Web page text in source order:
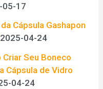
05-17
Cápsula Gashapon
2025-04-24
Criar Seu Boneco
Cápsula de Vidro
04-24